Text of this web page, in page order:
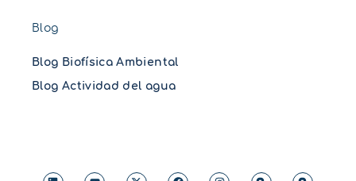
Blog
Blog Biofísica Ambiental
Blog Actividad del agua